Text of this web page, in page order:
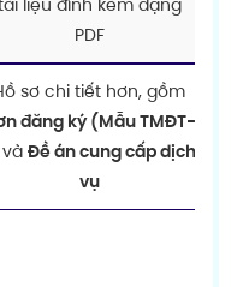
liệu đính kèm dạng
PDF
sơ chi tiết hơn, gồm
đăng ký (Mẫu TMĐT-
và Đề án cung cấp dịch
vụ